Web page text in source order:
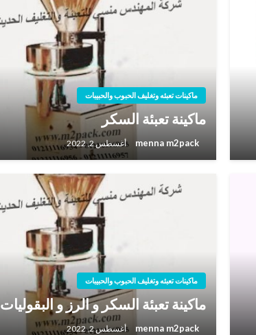
ماكينات تعبئه وتغليف الحبوب والحبيبات
ماكينة تعبئة السكر
menna m2pack أغسطس 2, 2022
ماكينات تعبئه وتغليف الحبوب والحبيبات
ماكينة تعبئة السكر و الرز و البقوليات
menna m2pack أغسطس 2, 2022